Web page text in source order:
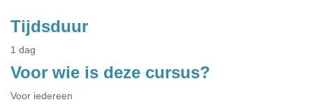
Tijdsduur
1 dag
Voor wie is deze cursus?
Voor iedereen